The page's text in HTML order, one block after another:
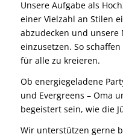
Unsere Aufgabe als
einer Vielzahl an Stilen
abzudecken und unsere
einzusetzen. So
für alle zu kreieren.
Ob energiegeladene
und Evergreens – Oma
begeistert sein, wie die
Wir unterstützen gerne